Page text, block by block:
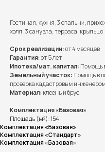
Гостиная, кухня, 3 спальни,
холл, 3 санузла, терраса, крыльцо
Срок реализации:от 4 месяцев
Гарантия:от 5 лет
Ипотека/мат. капитал: Помощь
Земельный участок: Помощь в
проверка кадастровым инженером
Материал: клееный брус
Комплектация «Базовая»
Площадь (м²): 154
Комплектация «Базовая»
Комплектация «Стандарт»
Комплектация «Базовая»